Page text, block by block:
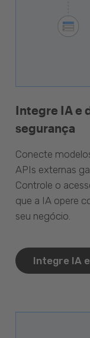
Integre IA e
segurança
Conecte
APIs externas
Controle o
que a IA opere
seu negócio.
Integre IA